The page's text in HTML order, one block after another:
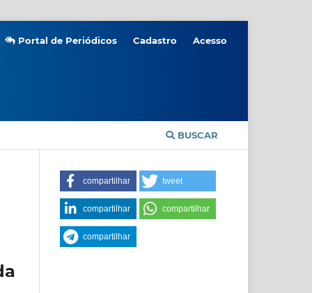
BUSCAR
Portal de Periódicos Cadastro Acesso
compartilhar tweet
compartilhar compartilhar
compartilhar